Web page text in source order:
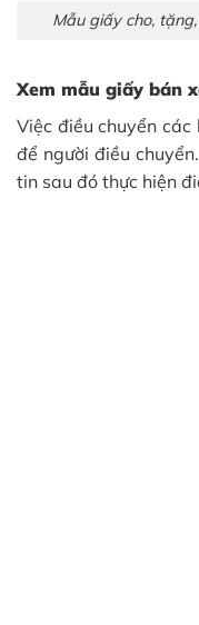
Mẫu giấy cho,
Xem mẫu giấy bán
Việc điều chuyển
để người điều
tin sau đó thực hiện